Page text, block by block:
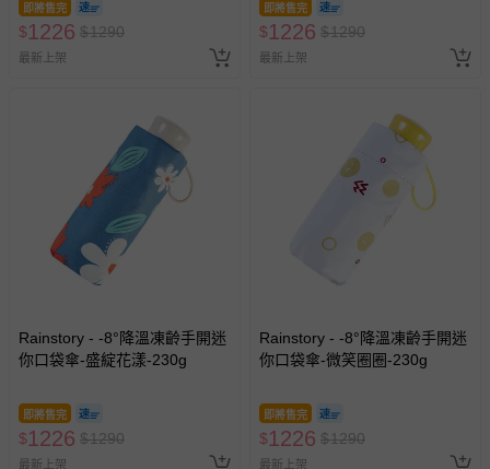
即將售完
$1226 $1290
最新上架
即將售完
$1226 $1290
最新上架
Rainstory - -8°降溫凍齡手開迷
你口袋傘-盛綻花漾-230g
即將售完
$1226 $1290
最新上架
Rainstory - -8°降溫凍齡手開迷
你口袋傘-微笑圈圈-230g
即將售完
$1226 $1290
最新上架